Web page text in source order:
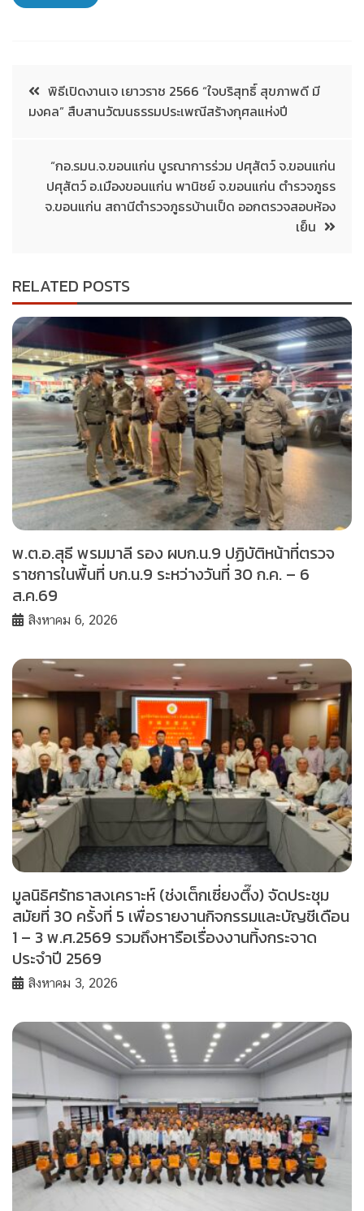
พิธีเปิดงานเจ เยาวราช 2566 “ใจบริสุทธิ์ สุขภาพดี มี
มงคล” สืบสานวัฒนธรรมประเพณีสร้างกุศลแห่งปี
“กอ.รมน.จ.ขอนแก่น บูรณาการร่วม ปศุสัตว์ จ.ขอนแก่น
ปศุสัตว์ อ.เมืองขอนแก่น พานิชย์ จ.ขอนแก่น ตำรวจภูธร
จ.ขอนแก่น สถานีตำรวจภูธรบ้านเป็ด ออกตรวจสอบห้อง
เย็น
RELATED POSTS
พ.ต.อ.สุธี พรมมาลี รอง ผบก.น.9 ปฏิบัติหน้าที่ตรวจ
ราชการในพื้นที่ บก.น.9 ระหว่างวันที่ 30 ก.ค. – 6
ส.ค.69
สิงหาคม 6, 2026
มูลนิธิศรัทธาสงเคราะห์ (ช่งเต็กเซี่ยงตึ๊ง) จัดประชุม
สมัยที่ 30 ครั้งที่ 5 เพื่อรายงานกิจกรรมและบัญชีเดือน
1 – 3 พ.ศ.2569 รวมถึงหารือเรื่องงานทิ้งกระจาด
ประจำปี 2569
สิงหาคม 3, 2026